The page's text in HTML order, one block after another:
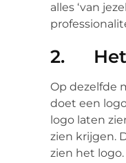
alles ‘van
2. Het
Op dezelfde
doet een
logo laten
zien krijgen.
zien het